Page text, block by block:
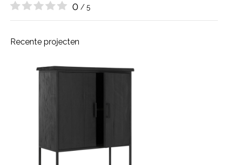
0 / 5
Recente projecten